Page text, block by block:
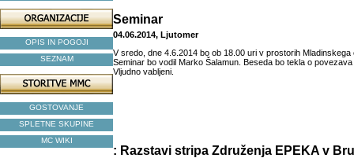
OPIS IN POGOJI
SEZNAM
GOSTOVANJE
SPLETNE SKUPINE
MC WIKI
Seminar
04.06.2014, Ljutomer
V sredo, dne 4.6.2014 bo ob 18.00 uri v prostorih Mladinskega
Seminar bo vodil Marko Šalamun. Beseda bo tekla o
Vljudno vabljeni.
: Razstavi stripa Združenja EPEKA v